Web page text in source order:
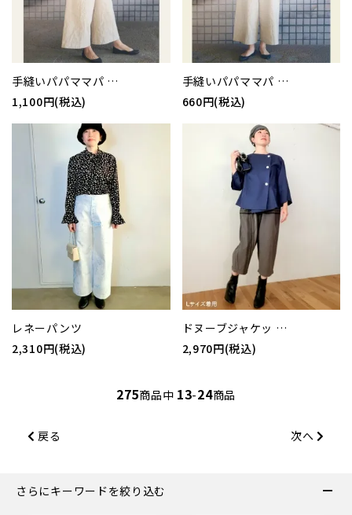
手縫いパパママパ …
1,100円(税込)
手縫いパパママパ …
660円(税込)
レネーパンツ
2,310円(税込)
ドヌーブジャケッ …
2,970円(税込)
275商品中 13-24商品
戻る 次へ
さらにキーワードを絞り込む